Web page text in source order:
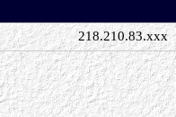
218.210.83.xxx